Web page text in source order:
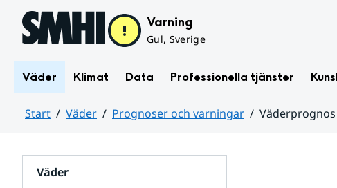
Hoppa till sidans innehåll Varning
Gul, Sverige
Väder Klimat Data Professionella tjänster
Start Väder Prognoser och varningar
Väderprognos
Väder
för
varningar